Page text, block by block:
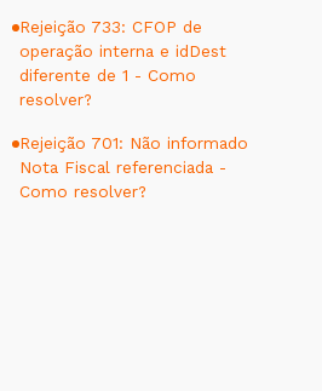
Rejeição 733: CFOP de
operação interna e idDest
diferente de 1 - Como
resolver?
Rejeição 701: Não informado
Nota Fiscal referenciada -
Como resolver?